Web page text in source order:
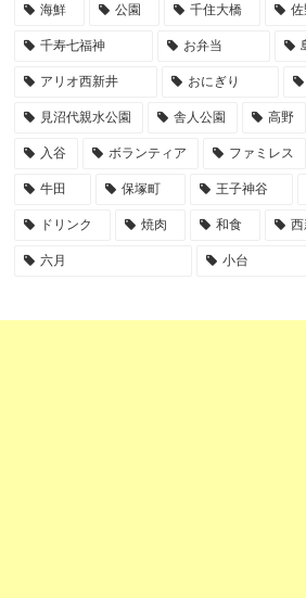
海鮮 公園 千住大橋 佐
千寿七福神 お弁当
アリオ西新井 おにぎり
見沼代親水公園 舎人公園 高野
入谷 ボランティア ファミレス
牛田 保塚町 王子神谷
ドリンク 焼肉 和食
六月 小台